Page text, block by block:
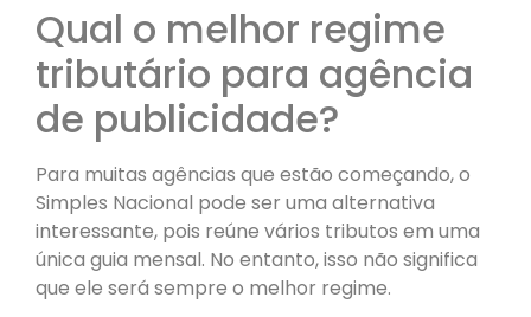
Qual o melhor regime
tributário para agência
de publicidade?
Para muitas agências que estão começando, o
Simples Nacional pode ser uma alternativa
interessante, pois reúne vários tributos em uma
única guia mensal. No entanto, isso não significa
que ele será sempre o melhor regime.